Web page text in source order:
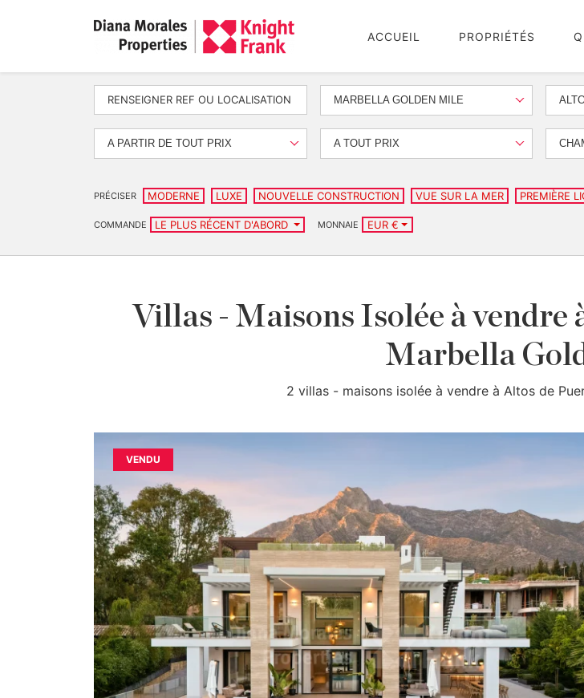
ACCUEIL PROPRIÉTÉS
MARBELLA GOLDEN MILE
A PARTIR DE TOUT PRIX A TOUT PRIX
PRÉCISER MODERNE LUXE NOUVELLE CONSTRUCTION VUE SUR LA MER PREMIÈRE
COMMANDE LE PLUS RÉCENT D'ABORD MONNAIE EUR €
Villas - Maisons Isolée à vendre
Marbella
2 villas - maisons isolée à vendre à Altos de
VENDU